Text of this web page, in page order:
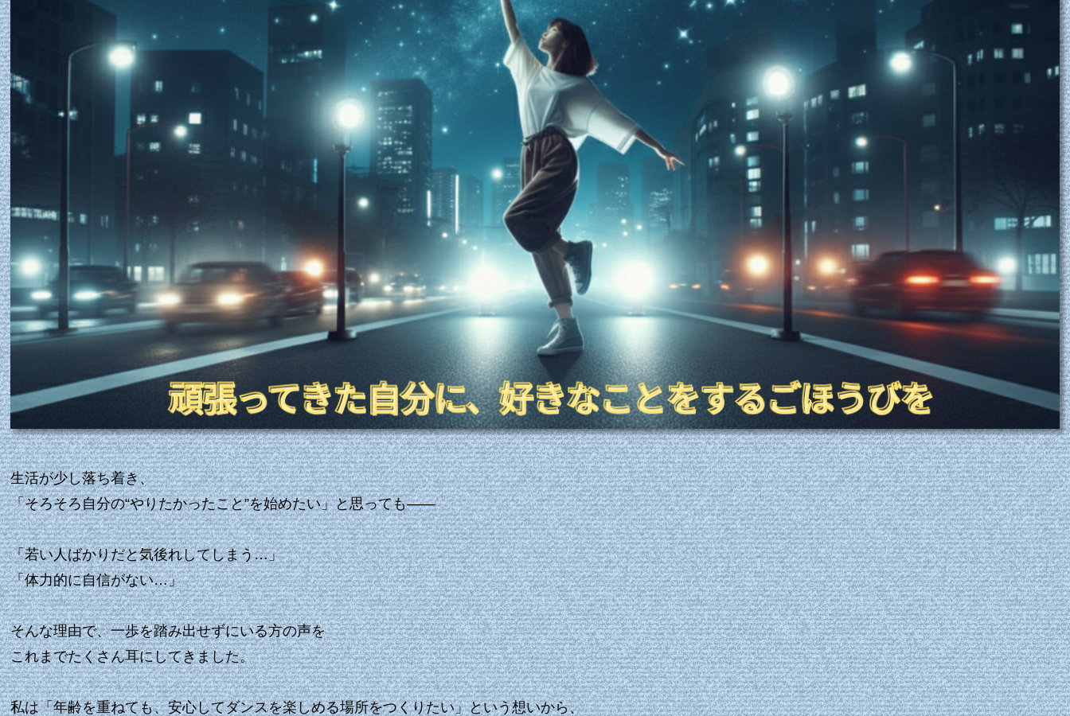
生活が少し落ち着き、
「そろそろ自分の“やりたかったこと”を始めたい」と思っても――
「若い人ばかりだと気後れしてしまう…」
「体力的に自信がない…」
そんな理由で、一歩を踏み出せずにいる方の声を
これまでたくさん耳にしてきました。
私は「年齢を重ねても、安心してダンスを楽しめる場所をつくりたい」という想いから、